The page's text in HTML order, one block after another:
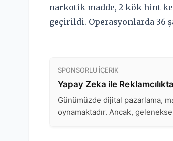
narkotik madde, 2 kök hint
geçirildi. Operasyonlarda 36